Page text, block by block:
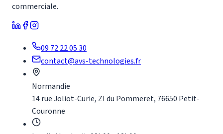
commerciale.
09 72 22 05 30
contact@avs-technologies.fr
Normandie
14 rue Joliot-Curie, ZI du Pommeret, 76650 Petit-
Couronne